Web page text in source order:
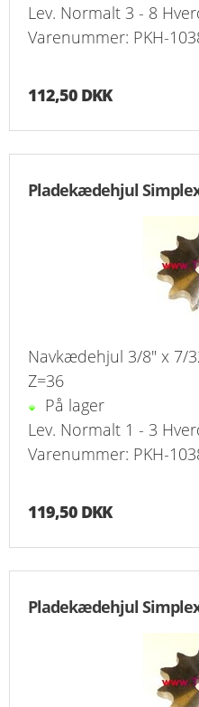
Lev. Normalt 3 - 8
Varenummer: PKH-
112,50 DKK
Pladekædehjul
Navkædehjul 3/8" x 7/
Z=36
På lager
Lev. Normalt 1 - 3
Varenummer: PKH-
119,50 DKK
Pladekædehjul